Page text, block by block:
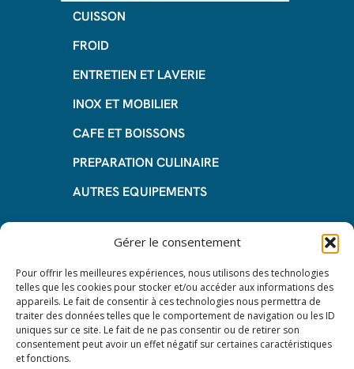
Gérer le consentement
Pour offrir les meilleures expériences, nous utilisons des technologies
telles que les cookies pour stocker et/ou accéder aux informations des
appareils. Le fait de consentir à ces technologies nous permettra de
traiter des données telles que le comportement de navigation ou les ID
uniques sur ce site. Le fait de ne pas consentir ou de retirer son
consentement peut avoir un effet négatif sur certaines caractéristiques
et fonctions.
CUISSON
FROID
ENTRETIEN ET LAVERIE
INOX ET MOBILIER
CAFE ET BOISSONS
PREPARATION CULINAIRE
AUTRES EQUIPEMENTS
Informations
Questions fréquentes
Les avantages de la LOA
Les étapes du leasing de matériel
de restauration